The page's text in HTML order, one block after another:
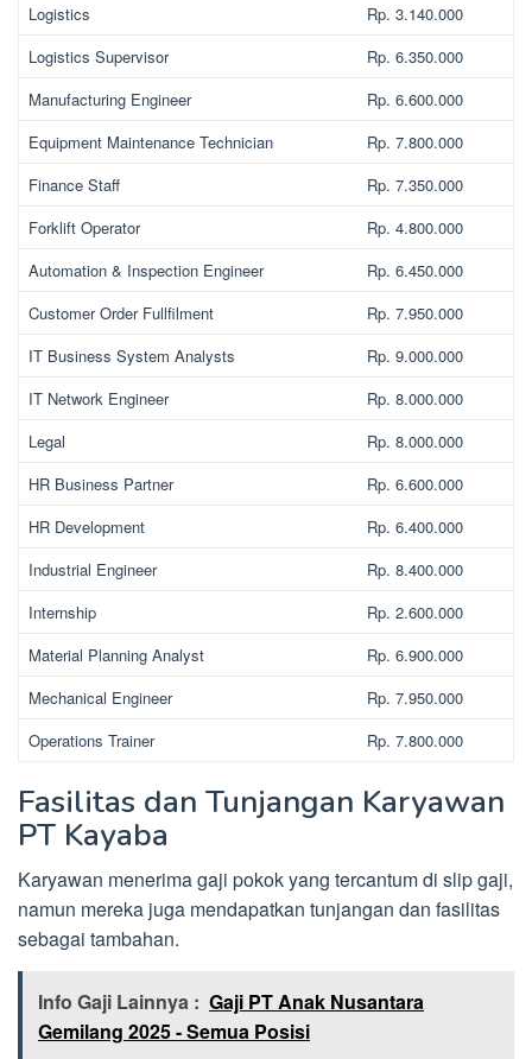
Logistics
Rp. 3.140.000
Logistics Supervisor
Rp. 6.350.000
Manufacturing Engineer
Rp. 6.600.000
Equipment Maintenance Technician
Rp. 7.800.000
Finance Staff
Rp. 7.350.000
Forklift Operator
Rp. 4.800.000
Automation & Inspection Engineer
Rp. 6.450.000
Customer Order Fullfilment
Rp. 7.950.000
IT Business System Analysts
Rp. 9.000.000
IT Network Engineer
Rp. 8.000.000
Legal
Rp. 8.000.000
HR Business Partner
Rp. 6.600.000
HR Development
Rp. 6.400.000
Industrial Engineer
Rp. 8.400.000
Internship
Rp. 2.600.000
Material Planning Analyst
Rp. 6.900.000
Mechanical Engineer
Rp. 7.950.000
Operations Trainer
Rp. 7.800.000
Fasilitas dan Tunjangan Karyawan
PT Kayaba
Karyawan menerima gaji pokok yang tercantum di slip gaji,
namun mereka juga mendapatkan tunjangan dan fasilitas
sebagai tambahan.
Info Gaji Lainnya : Gaji PT Anak Nusantara
Gemilang 2025 - Semua Posisi